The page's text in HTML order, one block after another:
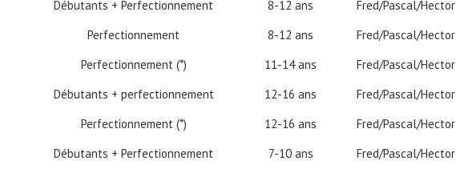
Débutants + Perfectionnement 8-12 ans
Fred/Pascal/Hector
Perfectionnement 8-12 ans
Fred/Pascal/Hector
Perfectionnement (*) 11-14 ans
Fred/Pascal/Hector
Débutants + perfectionnement 12-16 ans
Fred/Pascal/Hector
Perfectionnement (*) 12-16 ans
Fred/Pascal/Hector
Débutants + Perfectionnement 7-10 ans
Fred/Pascal/Hector